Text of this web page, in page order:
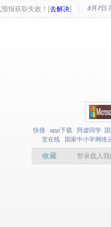
预报获取失败！[去解决] 8月7日
快搜 app下载 阿虚同学
堂在线
国家中小学网络
收藏 登录载入